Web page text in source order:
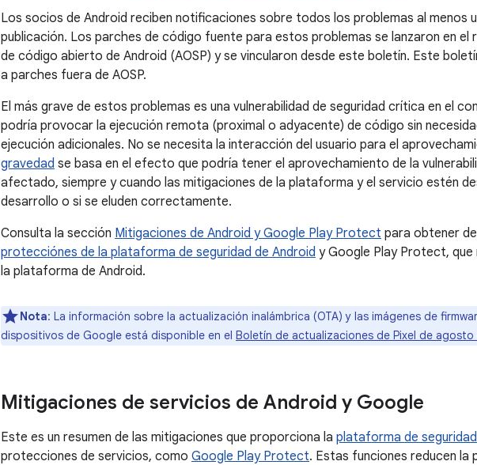
Los socios de Android reciben notificaciones sobre todos los problemas al menos
publicación. Los parches de código fuente para estos problemas se lanzaron en
de código abierto de Android (AOSP) y se vincularon desde este boletín. Este
a parches fuera de AOSP.
El más grave de estos problemas es una vulnerabilidad de seguridad crítica en el
podría provocar la ejecución remota (proximal o adyacente) de código sin
ejecución adicionales. No se necesita la interacción del usuario para el
gravedad se basa en el efecto que podría tener el aprovechamiento de la
afectado, siempre y cuando las mitigaciones de la plataforma y el servicio estén
desarrollo o si se eluden correctamente.
Consulta la sección Mitigaciones de Android y Google Play Protect para obtener
protecciónes de la plataforma de seguridad de Android y Google Play Protect, que
la plataforma de Android.
Nota: La información sobre la actualización inalámbrica (OTA) y las imágenes de
dispositivos de Google está disponible en el Boletín de actualizaciones de Pixel de agosto
Mitigaciones de servicios de Android y Google
Este es un resumen de las mitigaciones que proporciona la plataforma de
protecciones de servicios, como Google Play Protect. Estas funciones reducen la